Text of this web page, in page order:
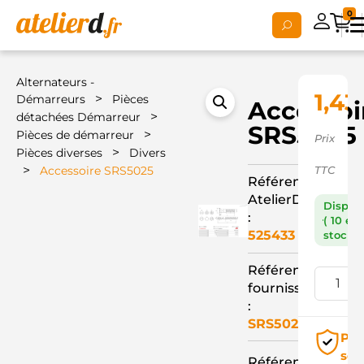
0
Alternateurs -
Démarreurs
>
Pièces
détachées Démarreur
>
Pièces de démarreur >
Pièces diverses > Divers
> Accessoire SRS5025
SRS5025
Référence
AtelierD
:
525433
Référence
fournisseur
:
SRS5025
1,43
Prix
TTC
( 10 en
stock )